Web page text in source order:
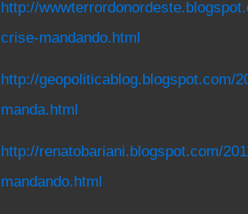
http://
crise-mandando.html
http://geopoliticablog.blogspot.com/
manda.html
http://renatobariani.blogspot.com/
mandando.html